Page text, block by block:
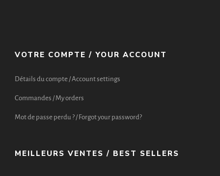
VOTRE COMPTE / YOUR ACCOUNT
Détails du compte / Account settings
Commandes / My orders
Mot de passe perdu ? / Forgot your password?
MEILLEURS VENTES / BEST SELLERS